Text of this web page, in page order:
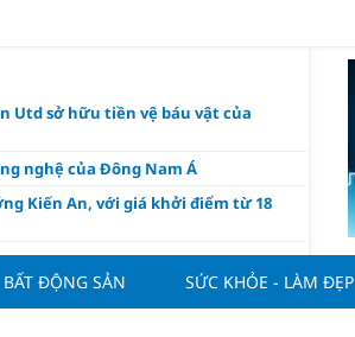
Utd sở hữu tiền vệ báu vật của
nghệ của Đông Nam Á
Kiến An, với giá khởi điểm từ 18
Văn hóa Việt Nam 2026
BẤT ĐỘNG SẢN SỨC KHỎE - LÀM ĐẸP